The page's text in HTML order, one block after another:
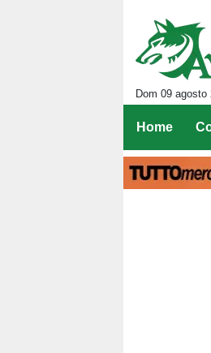
Dom 09 agosto
Home